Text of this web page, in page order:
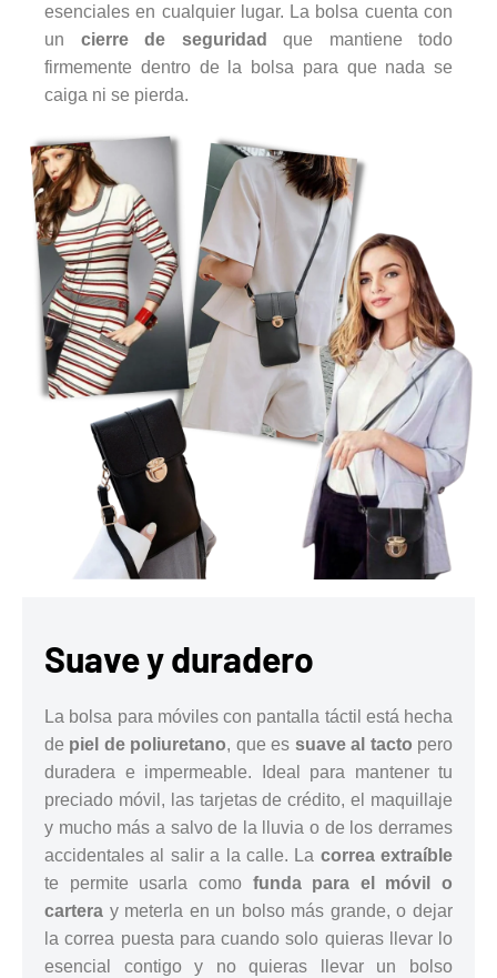
esenciales en cualquier lugar. La bolsa cuenta con
un cierre de seguridad
que mantiene todo
firmemente dentro de la bolsa para que nada se
caiga ni se pierda.
Suave y duradero
La bolsa para móviles con pantalla táctil está hecha
de piel de poliuretano, que es suave al tacto pero
duradera e impermeable. Ideal para mantener tu
preciado móvil, las tarjetas de crédito, el maquillaje
y mucho más a salvo de la lluvia o de los derrames
accidentales al salir a la calle. La correa extraíble
te permite usarla como funda para el móvil o
cartera y meterla en un bolso más grande, o dejar
la correa puesta para cuando solo quieras llevar lo
esencial contigo y no quieras llevar un bolso